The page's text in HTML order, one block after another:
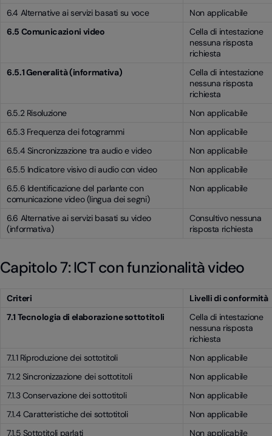
6.4 Alternative ai servizi basati su voce
Non applicabile
6.5 Comunicazioni video
Cella di intestazione
nessuna risposta
richiesta
6.5.1 Generalità (informativa)
Cella di intestazione
nessuna risposta
richiesta
6.5.2 Risoluzione
Non applicabile
6.5.3 Frequenza dei fotogrammi
Non applicabile
6.5.4 Sincronizzazione tra audio e video
Non applicabile
6.5.5 Indicatore visivo di audio con video
Non applicabile
6.5.6 Identificazione del parlante con
comunicazione video (lingua dei segni)
Non applicabile
6.6 Alternative ai servizi basati su video
(informativa)
Consultivo nessuna
risposta richiesta
Capitolo 7: ICT con funzionalità video
Criteri
Livelli di conformità
7.1 Tecnologia di elaborazione sottotitoli
Cella di intestazione
nessuna risposta
richiesta
7.1.1 Riproduzione dei sottotitoli
Non applicabile
7.1.2 Sincronizzazione dei sottotitoli
Non applicabile
7.1.3 Conservazione dei sottotitoli
Non applicabile
7.1.4 Caratteristiche dei sottotitoli
Non applicabile
7.1.5 Sottotitoli parlati
Non applicabile